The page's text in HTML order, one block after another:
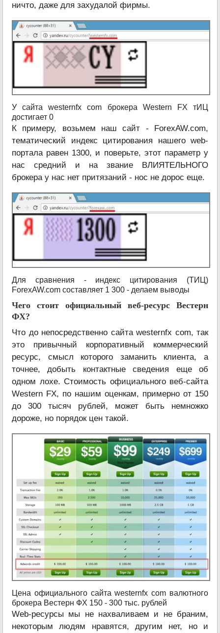
ничто, даже для захудалой фирмы.
У сайта westernfx com брокера Western FX тИЦ
достигает 0
К примеру, возьмем наш сайт - ForexAW.com,
тематический индекс цитирования нашего web-
портала равен 1300, и поверьте, этот параметр у
нас средний и на звание ВЛИЯТЕЛЬНОГО
брокера у нас нет притязаний - нос не дорос еще.
Для сравнения - индекс цитирования (ТИЦ)
ForexAW.com составляет 1 300 - делаем выводы
Чего стоит официальный веб-ресурс Вестерн
ФХ?
Что до непосредственно сайта westernfx com, так
это привычный корпоративный коммерческий
ресурс, смысл которого заманить клиента, а
точнее, добыть контактные сведения еще об
одном лохе. Стоимость официального веб-сайта
Western FX, по нашим оценкам, примерно от 150
до 300 тысяч рублей, может быть немножко
дороже, но порядок цен такой.
Цена официального сайта westernfx com валютного
брокера Вестерн ФХ 150 - 300 тыс. рублей
Web-ресурсы мы не нахваливаем и не браним,
некоторым людям нравятся, другим нет, но и